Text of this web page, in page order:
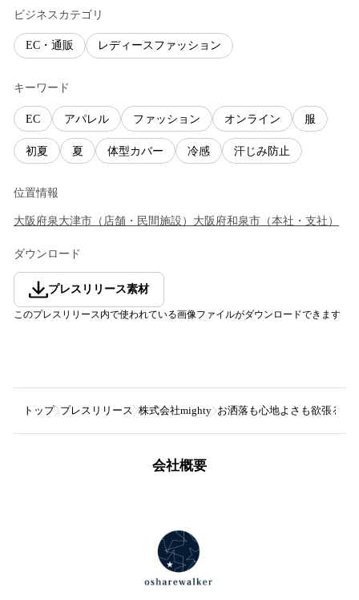
ビジネスカテゴリ
EC・通販 レディースファッション
キーワード
EC アパレル ファッション オンライン 服
初夏 夏 体型カバー 冷感 汗じみ防止
位置情報
大阪府泉大津市 （ 店舗・民間施設 ） 大阪府和泉市 （本社・支社 ）
ダウンロード
プレスリリース素材
このプレスリリース内で使われている画像ファイルがダウンロードできます
トップ プレスリリース 株式会社mighty お洒落も心地よさも欲張る。
会社概要